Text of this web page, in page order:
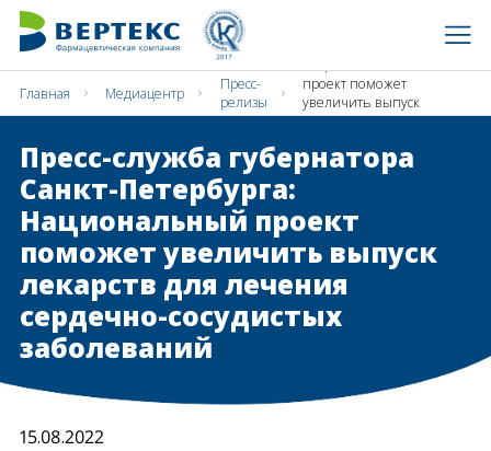
Главная Медиацентр
Пресс-
релизы
проект поможет
увеличить выпуск
лекарств для
сосудистых
заболеваний
Пресс-служба губернатора
Санкт-Петербурга:
Национальный проект
поможет увеличить выпуск
лекарств для лечения
сердечно-сосудистых
заболеваний
15.08.2022